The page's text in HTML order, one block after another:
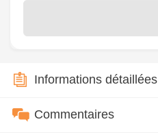
Informations détaillées
Commentaires